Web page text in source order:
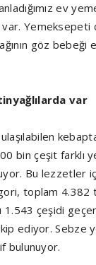
ev
Yemeksepeti
göz bebeği
var
bin çeşit farklı
Bu lezzetler
toplam 4.382
1.543 çeşidi
ediyor. Sebze
bulunuyor.